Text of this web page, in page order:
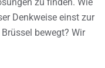
Denkweise einst zur
bewegt? Wir